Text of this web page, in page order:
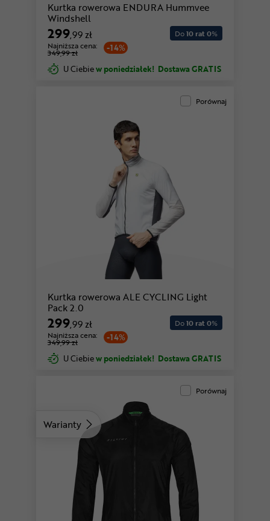
Kurtka rowerowa ENDURA Hummvee
Windshell
299,99 zł
-14%
Najniższa cena:
349,99 zł
Do10 rat 0%
U Ciebiew poniedziałek! Dostawa GRATIS
Porównaj
Kurtka rowerowa ALE CYCLING Light
Pack 2.0
299,99 zł
-14%
Najniższa cena:
349,99 zł
Do10 rat 0%
U Ciebiew poniedziałek! Dostawa GRATIS
Warianty
Porównaj